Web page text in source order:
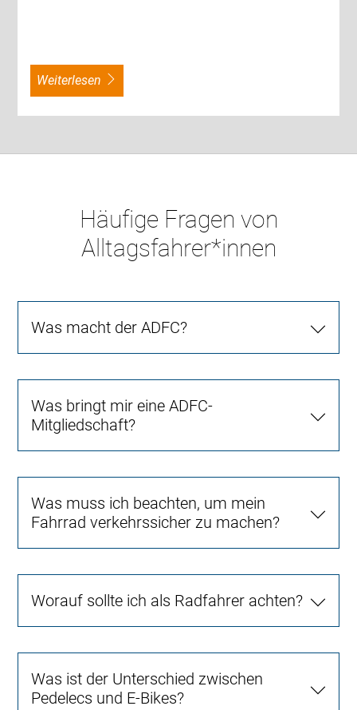
weiterlesen
Häufige Fragen von
Alltagsfahrer*innen
Was macht der ADFC?
Was bringt mir eine ADFC-
Mitgliedschaft?
Was muss ich beachten, um mein
Fahrrad verkehrssicher zu machen?
Worauf sollte ich als Radfahrer achten?
Was ist der Unterschied zwischen
Pedelecs und E-Bikes?